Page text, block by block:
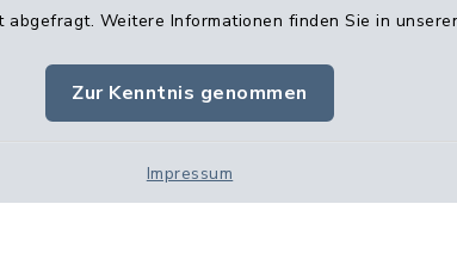
Weitere Informationen finden Sie in
Zur Kenntnis genommen
Impressum
04822 39-0
info@amt-